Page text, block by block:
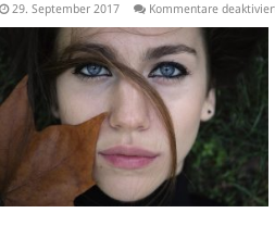
29. September 2017 Kommentare